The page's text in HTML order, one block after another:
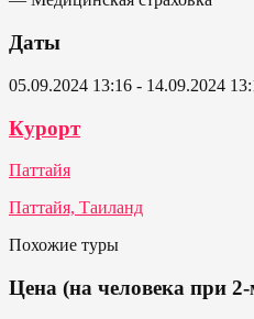
Даты
05.09.2024 13:16 - 14.09.2024
Курорт
Паттайя
Паттайя, Таиланд
Похожие туры
Цена (на человека при